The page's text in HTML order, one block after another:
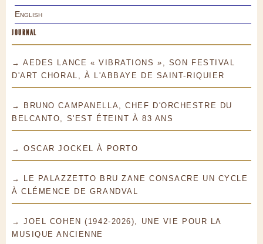
English
JOURNAL
→ AEDES LANCE « VIBRATIONS », SON FESTIVAL
D'ART CHORAL, À L'ABBAYE DE SAINT-RIQUIER
→ BRUNO CAMPANELLA, CHEF D'ORCHESTRE DU
BELCANTO, S'EST ÉTEINT À 83 ANS
→ OSCAR JOCKEL À PORTO
→ LE PALAZZETTO BRU ZANE CONSACRE UN CYCLE
À CLÉMENCE DE GRANDVAL
→ JOEL COHEN (1942-2026), UNE VIE POUR LA
MUSIQUE ANCIENNE